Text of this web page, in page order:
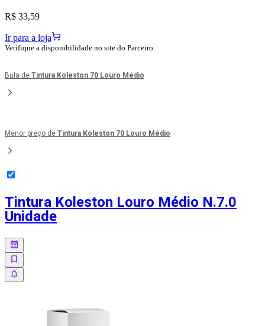
R$ 33,59
Ir para a loja
Verifique a disponibilidade no site do Parceiro.
Bula de Tintura Koleston 70 Louro Médio
Menor preço de Tintura Koleston 70 Louro Médio
Tintura Koleston Louro Médio N.7.0
Unidade